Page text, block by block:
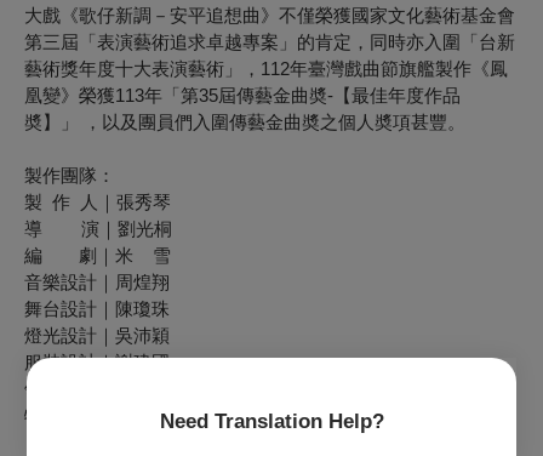
Need Translation Help?
大戲《歌仔新調－安平追想曲》不僅榮獲國家文化藝術基金會
第三屆「表演藝術追求卓越專案」的肯定，同時亦入圍「台新
藝術獎年度十大表演藝術」，112年臺灣戲曲節旗艦製作《鳳
凰變》榮獲113年「第35屆傳藝金曲奬-【最佳年度作品
奬】」 ，以及團員們入圍傳藝金曲奬之個人奬項甚豐。
製作團隊：
製 作 人｜張秀琴
導 演｜劉光桐
編 劇｜米 雪
音樂設計｜周煌翔
舞台設計｜陳瓊珠
燈光設計｜吳沛穎
服裝設計｜謝建國
領銜主演 | 張秀琴、莊金梅、張心怡
特邀 | 陳昕宇、簡嘉誼